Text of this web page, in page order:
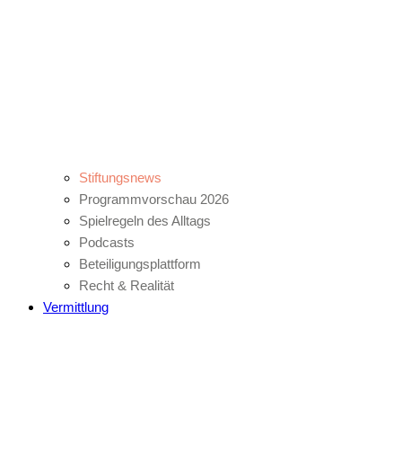
Stiftungsnews
Programmvorschau 2026
Spielregeln des Alltags
Podcasts
Beteiligungsplattform
Recht & Realität
Vermittlung